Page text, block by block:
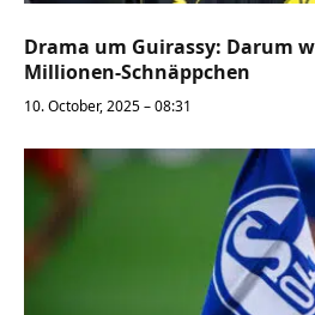
Drama um Guirassy: Darum
Millionen-Schnäppchen
10. October, 2025 – 08:31